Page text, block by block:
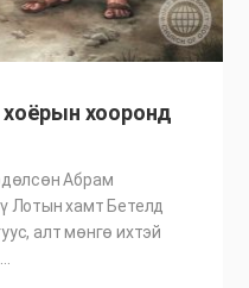
хоёрын хооронд
Абрам
Лотын хамт Бетелд
алт мөнгө ихтэй